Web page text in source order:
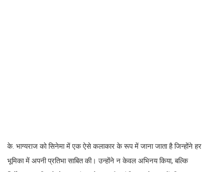
के. भाग्यराज को सिनेमा में एक ऐसे कलाकार के रूप में जाना जाता है जिन्होंने हर
भूमिका में अपनी प्रतिभा साबित की। उन्होंने न केवल अभिनय किया, बल्कि